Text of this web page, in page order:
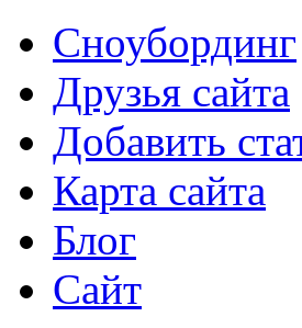
Сноубординг
Друзья сайта
Добавить
Карта сайта
Блог
Сайт